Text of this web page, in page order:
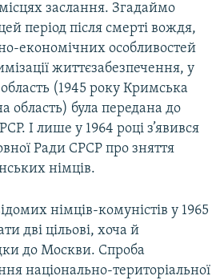
заслання. Згадаймо
період після смерті вождя,
економічних особливостей
життєзабезпечення, у
(1945 року Кримська
область) була передана до
І лише у 1964 році з’явився
Ради СРСР про зняття
німців.
німців-комуністів у 1965
дві цільові, хоча й
до Москви. Спроба
національно-територіальної